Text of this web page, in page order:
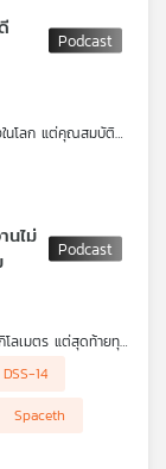
2 ของ Firefly
กรณ์วิทยาศาสตร์ แต่
ร้างพื้นฐานที่จำเป็น
นโลก แต่คุณสมบัติที่
อใช้กับงาน
ละส่วนประกอบของ
ความร้อนได้ดีขนาด
ราะห์อย่างไร และ
ารสร้างชิปให้เร็วขึ้น
นด้วย
นไม่
โลเมตร แต่สุดท้ายทุก
” ผ่าน Deep
ส่งสัญญาณขนาดยักษ์
สเตรเลีย
พิ่มขึ้นเร็วกว่าความ
รใช้จานสูงกว่าความ
นที่มีเครื่องบินรอลง
เมตรที่
งเครือข่าย เกิดหมุน
ดือนกันยายน 2025
เกิดน้ำท่วมบริเวณ
ดที่มองไม่เห็นของ
ด้มากขึ้น ปล่อยได้
พียงใด ทุกอย่างก็
DSS-14
Spaceth